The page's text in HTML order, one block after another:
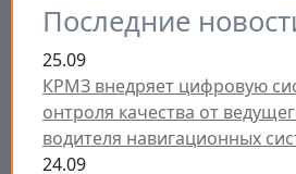
Последние
25.09
КРМЗ внедряет цифровую
онтроля качества от
водителя навигационных
24.09